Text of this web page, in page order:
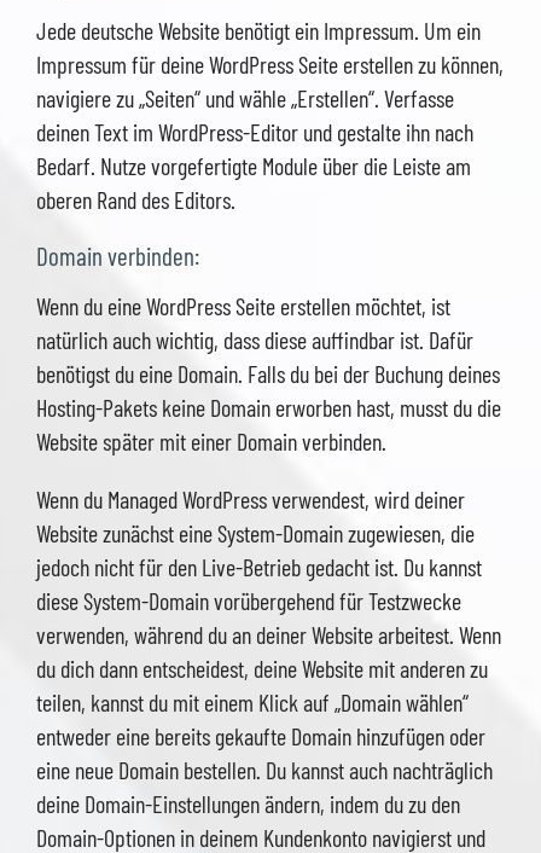
Jede deutsche Website benötigt ein Impressum. Um ein
Impressum für deine WordPress Seite erstellen zu können,
navigiere zu „Seiten“ und wähle „Erstellen“. Verfasse
deinen Text im WordPress-Editor und gestalte ihn nach
Bedarf. Nutze vorgefertigte Module über die Leiste am
oberen Rand des Editors.
Domain verbinden:
Wenn du eine WordPress Seite erstellen möchtet, ist
natürlich auch wichtig, dass diese auffindbar ist. Dafür
benötigst du eine Domain. Falls du bei der Buchung deines
Hosting-Pakets keine Domain erworben hast, musst du die
Website später mit einer Domain verbinden.
Wenn du Managed WordPress verwendest, wird deiner
Website zunächst eine System-Domain zugewiesen, die
jedoch nicht für den Live-Betrieb gedacht ist. Du kannst
diese System-Domain vorübergehend für Testzwecke
verwenden, während du an deiner Website arbeitest. Wenn
du dich dann entscheidest, deine Website mit anderen zu
teilen, kannst du mit einem Klick auf „Domain wählen“
entweder eine bereits gekaufte Domain hinzufügen oder
eine neue Domain bestellen. Du kannst auch nachträglich
deine Domain-Einstellungen ändern, indem du zu den
Domain-Optionen in deinem Kundenkonto navigierst und